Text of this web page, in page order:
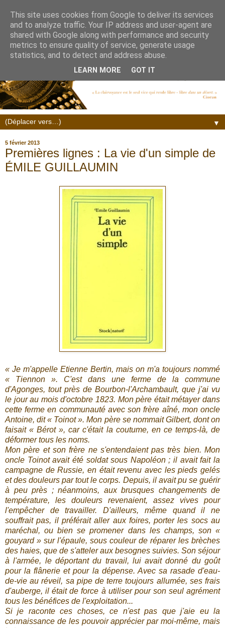
▼
5 février 2013
Premières lignes : La vie d'un simple de
ÉMILE GUILLAUMIN
« Je m'appelle Etienne Bertin, mais on m'a toujours nommé
« Tiennon ». C'est dans une ferme de la commune
d'Agonges, tout près de Bourbon-l'Archambault, que j'ai vu
le jour au mois d'octobre 1823. Mon père était métayer dans
cette ferme en communauté avec son frère aîné, mon oncle
Antoine, dit « Toinot ». Mon père se nommait Gilbert, dont on
faisait « Bérot », car c'était la coutume, en ce temps-là, de
déformer tous les noms.
Mon père et son frère ne s'entendaient pas très bien. Mon
oncle Toinot avait été soldat sous Napoléon ; il avait fait la
campagne de Russie, en était revenu avec les pieds gelés
et des douleurs par tout le corps. Depuis, il avait pu se guérir
à peu près ; néanmoins, aux brusques changements de
température, les douleurs revenaient, assez vives pour
l'empêcher de travailler. D'ailleurs, même quand il ne
souffrait pas, il préférait aller aux foires, porter les socs au
maréchal, ou bien se promener dans les champs, son «
gouyard » sur l'épaule, sous couleur de réparer les brèches
des haies, que de s'atteler aux besognes suivies. Son séjour
à l'armée, le déportant du travail, lui avait donné du goût
pour la flânerie et pour la dépense. Avec sa rasade d'eau-
de-vie au réveil, sa pipe de terre toujours allumée, ses frais
d'auberge, il était de force à utiliser pour son seul agrément
tous les bénéfices de l'exploitation...
Si je raconte ces choses, ce n'est pas que j'aie eu la
connaissance de les pouvoir apprécier par moi-même, mais
This site uses cookies from Google to deliver its services
and to analyze traffic. Your IP address and user-agent are
shared with Google along with performance and security
metrics to ensure quality of service, generate usage
statistics, and to detect and address abuse.
LEARN MORE GOT IT